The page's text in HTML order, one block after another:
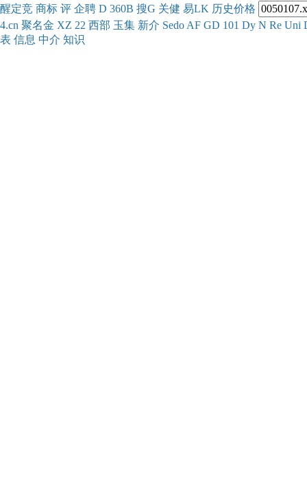
醒定竞 商标 评 企聘 D 360B 搜G 关健 易LK 历史价格
4.cn 聚名金 XZ 22 西部 玉集 新介 Sedo AF GD 101 Dy N Re Uni
表 信息 中介 知识